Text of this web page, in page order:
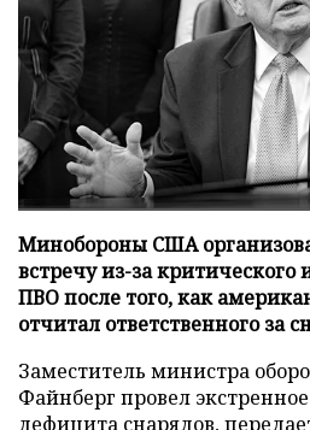
Минобороны США
встречу из-за критического
ПВО после того, как
отчитал ответственного за
Заместитель министра
Файнберг провел
дефицита снарядов,